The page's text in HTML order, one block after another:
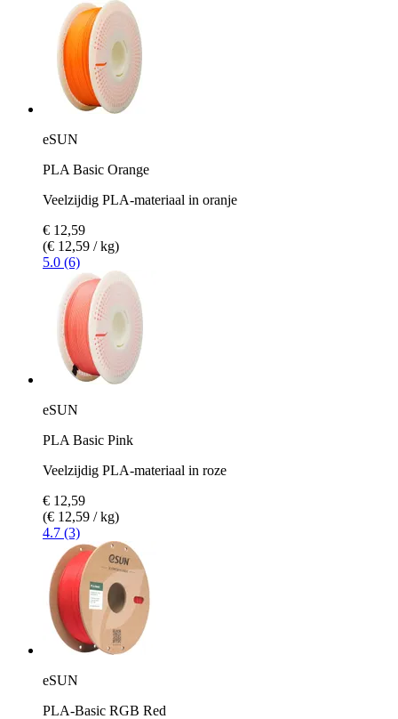
eSUN
PLA Basic Orange
Veelzijdig PLA-materiaal in oranje
€ 12,59
(€ 12,59 / kg)
5.0 (6)
eSUN
PLA Basic Pink
Veelzijdig PLA-materiaal in roze
€ 12,59
(€ 12,59 / kg)
4.7 (3)
eSUN
PLA-Basic RGB Red